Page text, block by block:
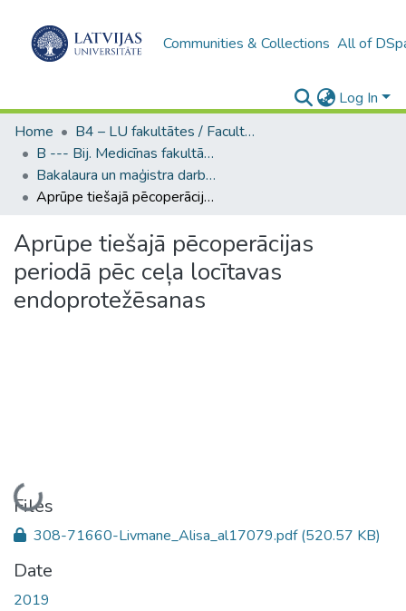
Communities & Collections All of
Log In
Home
B4 – LU fakultātes / Faculties of the UL
B --- Bij. Medicīnas fakultātes studentu noslēguma darbi / Faculty of Medicine - Graduate works
Bakalaura un maģistra darbi (MF) / Bachelor's and Master's theses
Aprūpe tiešajā pēcoperācijas periodā pēc ceļa locītavas endoprotežēsanas
Aprūpe tiešajā pēcoperācijas
periodā pēc ceļa locītavas
endoprotežēsanas
Loading...
Files
308-71660-Livmane_Alisa_al17079.pdf(520.57 KB)
Date
2019